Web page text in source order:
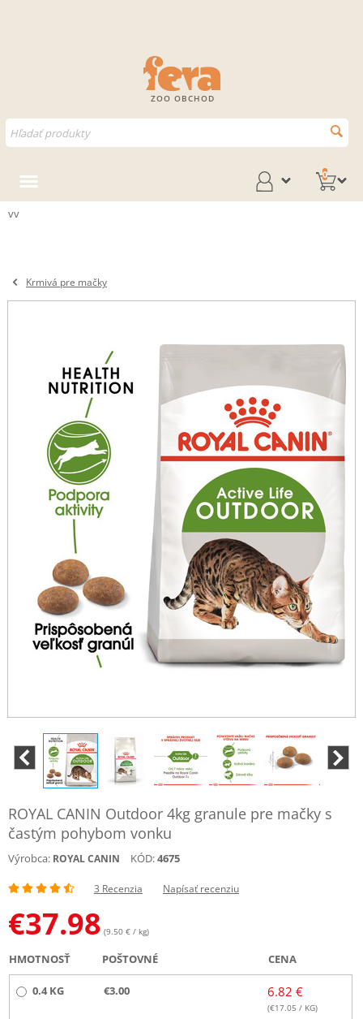
ZOO OBCHOD
0
vv
Krmivá pre mačky
ROYAL CANIN Outdoor 4kg granule pre mačky s
častým pohybom vonku
Výrobca: ROYAL CANIN KÓD:4675
3 Recenzia Napísať recenziu
€37.98 (9.50 € / kg)
HMOTNOSŤ POŠTOVNÉ CENA
0.4 KG €3.00 6.82 €
(€17.05 / KG)